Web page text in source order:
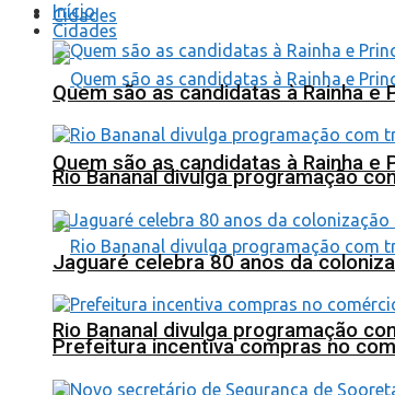
Cidades
Quem são as candidatas à Rainha e
Rio Bananal divulga programação
Início
Cidades
Quem são as candidatas à Rainha e
Rio Bananal divulga programação
Jaguaré celebra 80 anos da
Prefeitura incentiva compras no